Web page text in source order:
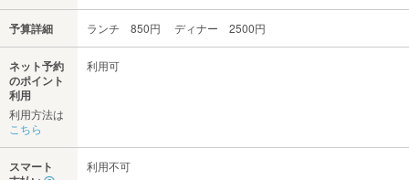
予算詳細 ランチ 850円 ディナー 2500円
ネット予約
のポイント
利用
利用方法は
こちら
利用可
スマート
利用不可